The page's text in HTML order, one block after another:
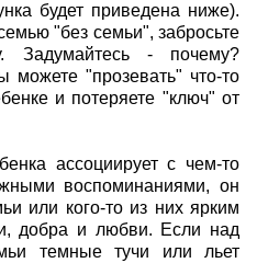
будет приведена ниже).
"без семьи", забросьте
- почему?
"прозевать" что-то
и потеряете "ключ" от
ассоциирует с чем-то
воспоминаниями, он
или кого-то из них ярким
добра и любви. Если над
темные тучи или льет